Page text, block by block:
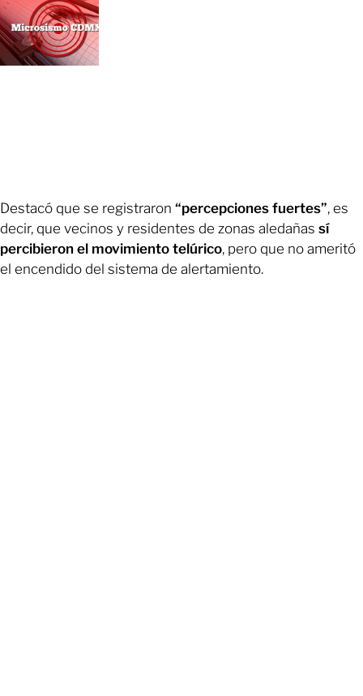
Destacó que se registraron “percepciones fuertes”, es
decir, que vecinos y residentes de zonas aledañas sí
percibieron el movimiento telúrico, pero que no ameritó
el encendido del sistema de alertamiento.